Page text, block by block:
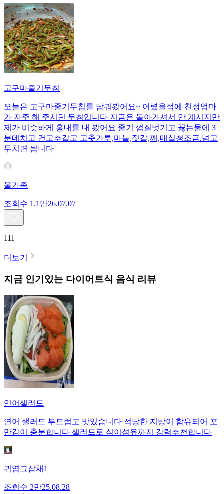
고구마줄기무침
오늘은 고구마줄기무침를 담궈봤어요~ 어렸을적에 친정엄마
가 자주 해 주시던 무침입니다 지금은 돌아가셔서 안 계시지만
제가 비슷하게 훙내를 내 봤어요 줄기 껍질벗기고 끓는물에 3
분데치고 건고추갈고 고춧가루,마늘,젓갈,깨,매실청조금.넘고
무치면 됩니다
울가족
조회수 1.1만26.07.07
111
더보기
지금 인기있는 다이어트식 음식 리뷰
연어샐러드
연어 샐러드 부드럽고 맛있습니다 적당한 지방이 함유되어 포
만감이 충분합니다 샐러드로 식이섬유까지 강력추천합니다
귀염그잡채1
조회수 2만25.08.28